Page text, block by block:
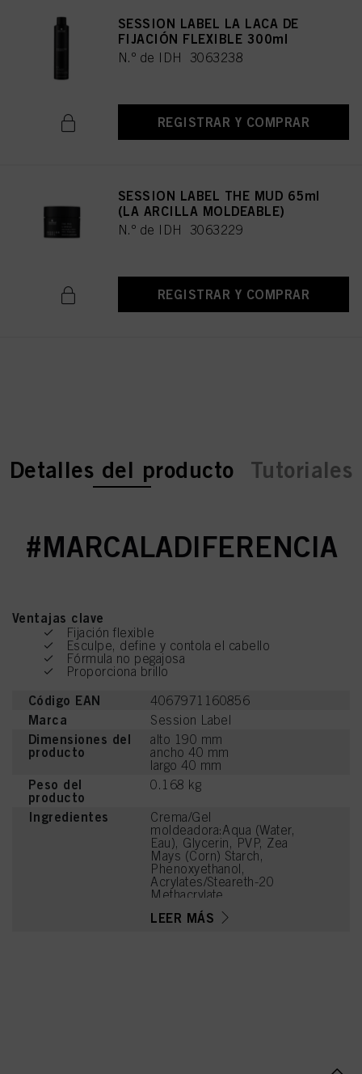
SESSION LABEL LA LACA DE
FIJACIÓN FLEXIBLE 300ml
N.º de IDH 3063238
REGISTRAR Y COMPRAR
SESSION LABEL THE MUD 65ml
(LA ARCILLA MOLDEABLE)
N.º de IDH 3063229
REGISTRAR Y COMPRAR
current tab:
current tab:
Detalles del producto Tutoriales
#MARCALADIFERENCIA
Ventajas clave
Fijación flexible
Esculpe, define y contola el cabello
Fórmula no pegajosa
Proporciona brillo
Código EAN 4067971160856
Marca Session Label
Dimensiones del
producto
alto 190 mm
ancho 40 mm
largo 40 mm
Peso del
producto
0.168 kg
Ingredientes
Crema/Gel
moldeadora:Aqua (Water,
Eau), Glycerin, PVP, Zea
Mays (Corn) Starch,
Phenoxyethanol,
Acrylates/Steareth-20
Methacrylate
Crosspolymer, PEG-40
Hydrogenated Castor Oil,
LEER MÁS